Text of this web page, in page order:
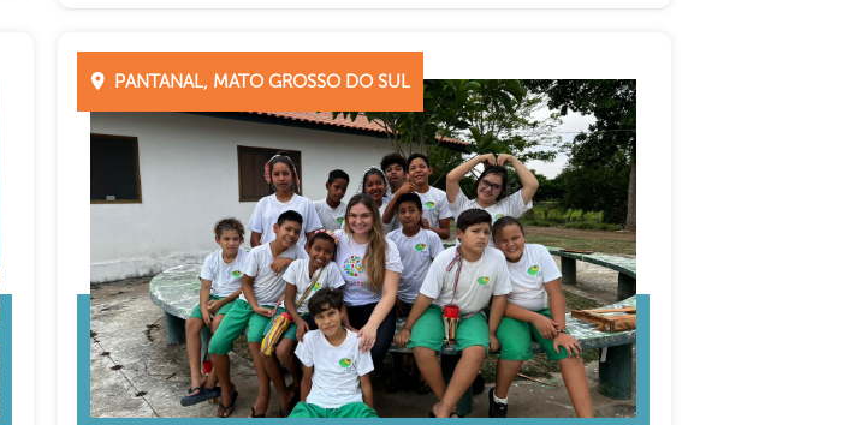
PANTANAL, MATO GROSSO DO SUL